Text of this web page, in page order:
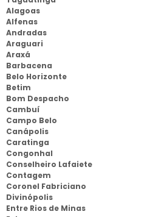
Alagoas
Alfenas
Andradas
Araguari
Araxá
Barbacena
Belo Horizonte
Betim
Bom Despacho
Cambuí
Campo Belo
Canápolis
Caratinga
Congonhal
Conselheiro Lafaiete
Contagem
Coronel Fabriciano
Divinópolis
Entre Rios de Minas